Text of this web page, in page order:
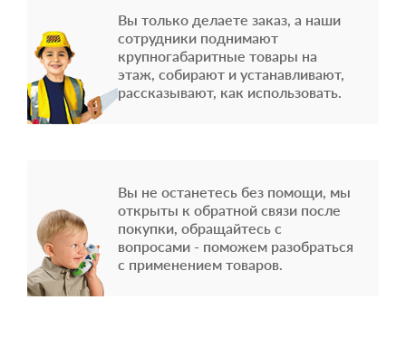
Вы только делаете заказ, а наши
сотрудники поднимают
крупногабаритные товары на
этаж, собирают и устанавливают,
рассказывают, как использовать.
Вы не останетесь без помощи, мы
открыты к обратной связи после
покупки, обращайтесь с
вопросами - поможем разобраться
с применением товаров.